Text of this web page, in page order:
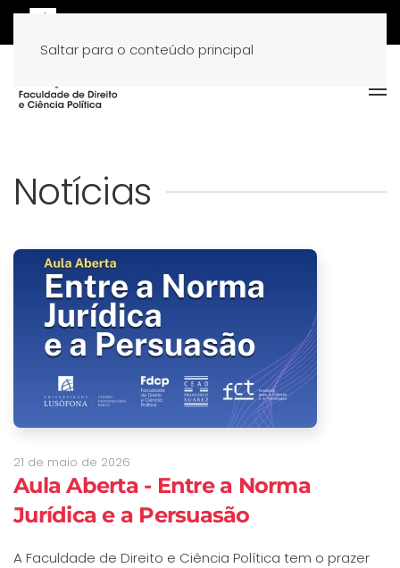
Saltar para o conteúdo principal
Notícias
21 de maio de 2026
Aula Aberta - Entre a Norma
Jurídica e a Persuasão
A Faculdade de Direito e Ciência Política tem o prazer